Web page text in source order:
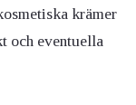
krämer
och eventuella